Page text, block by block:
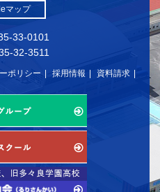
マップ
33-0101
32-3511
ポリシー 採用情報 資料請求